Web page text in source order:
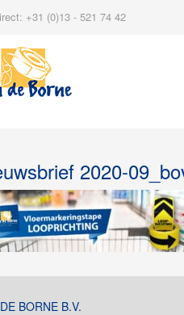
+31 (0)13 - 521 74 42
2020-
BORNE B.V.